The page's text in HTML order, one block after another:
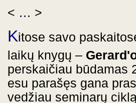
< … >
Kitose savo
laikų knygų –
perskaičiau būdamas
esu parašęs gana
vedžiau seminarų